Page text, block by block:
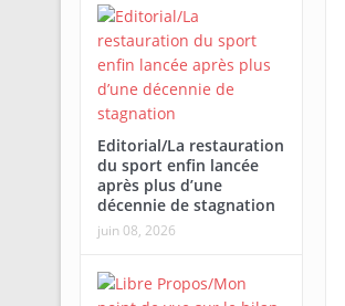
Editorial/La restauration
du sport enfin lancée
après plus d’une
décennie de stagnation
juin 08, 2026